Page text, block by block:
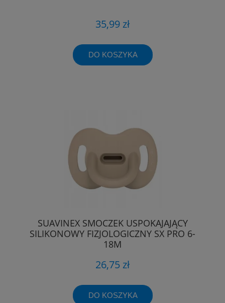
35,99 zł
DO KOSZYKA
SUAVINEX SMOCZEK USPOKAJAJĄCY
SILIKONOWY FIZJOLOGICZNY SX PRO 6-
18M
26,75 zł
DO KOSZYKA